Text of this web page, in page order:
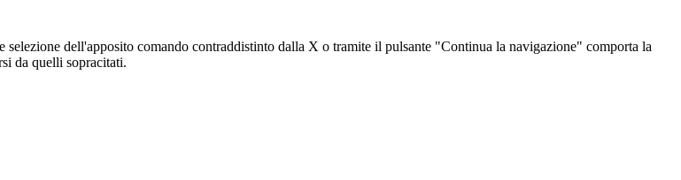
dell'apposito comando contraddistinto dalla X o tramite il pulsante "Continua la navigazione" comporta la
da quelli sopracitati.